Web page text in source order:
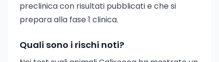
preclinica con risultati pubblicati e che si
prepara alla fase 1 clinica.
Quali sono i rischi noti?